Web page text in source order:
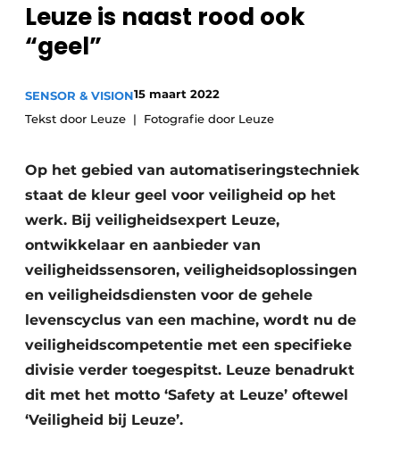
Nieuwsbrief
Podcasts
Vacature aanmelden
Video’s
Leuze is naast rood ook
“geel”
SENSOR & VISION15 maart 2022
Tekst door Leuze
Fotografie door Leuze
Op het gebied van automatiseringstechniek
staat de kleur geel voor veiligheid op het
werk. Bij veiligheidsexpert Leuze,
ontwikkelaar en aanbieder van
veiligheidssensoren, veiligheidsoplossingen
en veiligheidsdiensten voor de gehele
levenscyclus van een machine, wordt nu de
veiligheidscompetentie met een specifieke
divisie verder toegespitst. Leuze benadrukt
dit met het motto ‘Safety at Leuze’ oftewel
‘Veiligheid bij Leuze’.